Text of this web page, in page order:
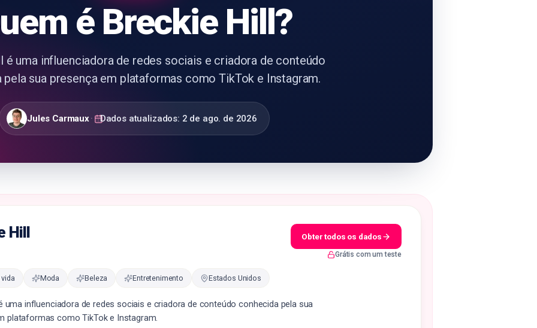
é Breckie Hill?
é uma influenciadora de redes sociais e criadora de conteúdo
pela sua presença em plataformas como TikTok e Instagram.
Jules Carmaux· Dados atualizados: 2 de ago. de 2026
Hill Obter todos os dados
Grátis com um teste
Moda Beleza Entretenimento Estados Unidos
uma influenciadora de redes sociais e criadora de conteúdo conhecida pela sua
plataformas como TikTok e Instagram.